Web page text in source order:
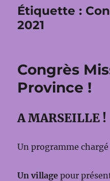
Étiquette :
2021
Congrès
Province !
A MARSEILLE !
Un programme
Un village pour